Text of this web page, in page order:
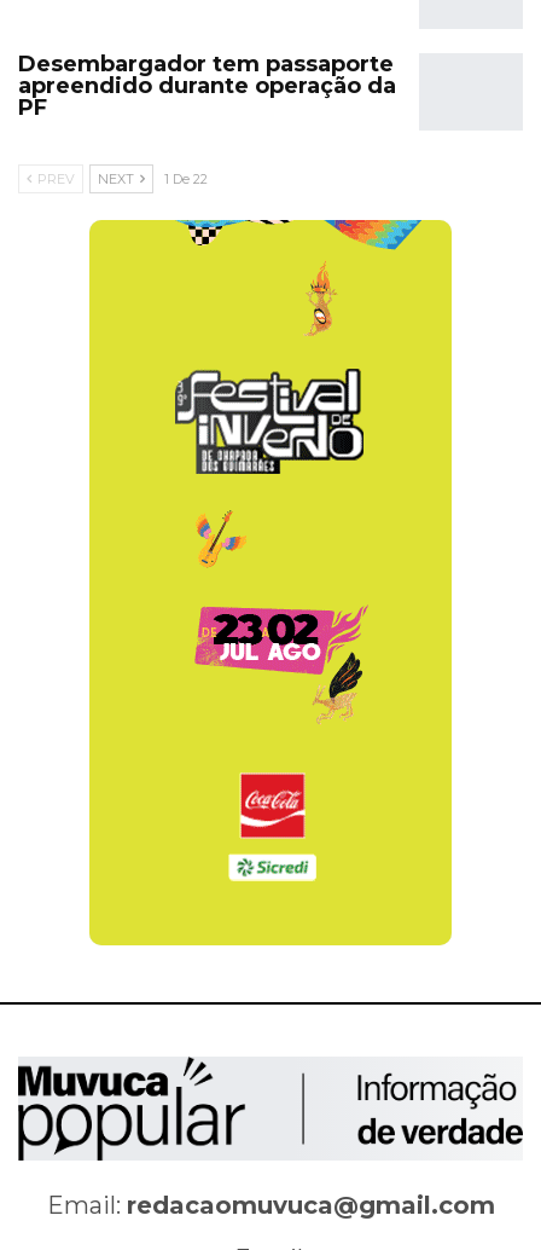
Desembargador tem passaporte
apreendido durante operação da
PF
PREV NEXT 1 De 22
Email: redacaomuvuca@gmail.com